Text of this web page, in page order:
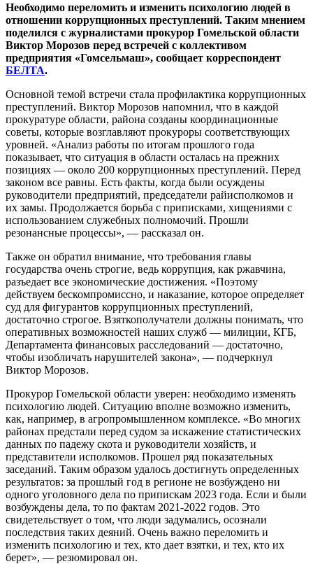
Необходимо переломить и изменить психологию людей в
отношении коррупционных преступлений. Таким мнением
поделился с журналистами прокурор Гомельской области
Виктор Морозов перед встречей с коллективом
предприятия «Гомсельмаш», сообщает корреспондент
БЕЛТА.
Основной темой встречи стала профилактика коррупционных
преступлений. Виктор Морозов напомнил, что в каждой
прокуратуре области, района созданы координационные
советы, которые возглавляют прокуроры соответствующих
уровней. «Анализ работы по итогам прошлого года
показывает, что ситуация в области осталась на прежних
позициях — около 200 коррупционных преступлений. Перед
законом все равны. Есть факты, когда были осуждены
руководители предприятий, председатели райисполкомов и
их замы. Продолжается борьба с приписками, хищениями с
использованием служебных полномочий. Прошли
резонансные процессы», — рассказал он.
Также он обратил внимание, что требования главы
государства очень строгие, ведь коррупция, как ржавчина,
разъедает все экономические достижения. «Поэтому
действуем бескомпромиссно, и наказание, которое определяет
суд для фигурантов коррупционных преступлений,
достаточно строгое. Взяткополучатели должны понимать, что
оперативных возможностей наших служб — милиции, КГБ,
Департамента финансовых расследований — достаточно,
чтобы изобличать нарушителей закона», — подчеркнул
Виктор Морозов.
Прокурор Гомельской области уверен: необходимо изменять
психологию людей. Ситуацию вполне возможно изменить,
как, например, в агропромышленном комплексе. «Во многих
районах предстали перед судом за искажение статистических
данных по падежу скота и руководители хозяйств, и
представители исполкомов. Прошел ряд показательных
заседаний. Таким образом удалось достигнуть определенных
результатов: за прошлый год в регионе не возбуждено ни
одного уголовного дела по припискам 2023 года. Если и были
возбуждены дела, то по фактам 2021-2022 годов. Это
свидетельствует о том, что люди задумались, осознали
последствия таких деяний. Очень важно переломить и
изменить психологию и тех, кто дает взятки, и тех, кто их
берет», — резюмировал он.